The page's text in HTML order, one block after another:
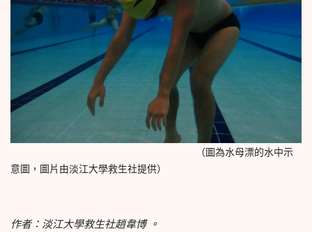
（圖為水母漂的水中示
意圖，圖片由淡江大學救生社提供）
作者：淡江大學救生社趙韋博 。